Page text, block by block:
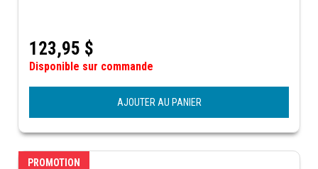
123,95 $
Disponible sur commande
AJOUTER AU PANIER
PROMOTION